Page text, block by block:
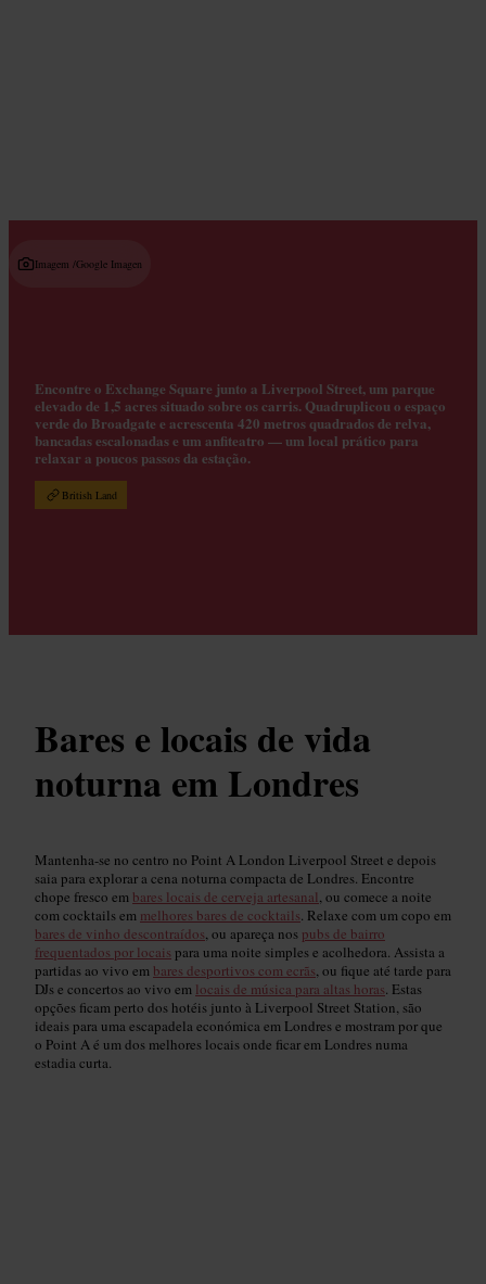
Imagem /Google Imagen
Encontre o Exchange Square junto a Liverpool Street, um parque
elevado de 1,5 acres situado sobre os carris. Quadruplicou o espaço
verde do Broadgate e acrescenta 420 metros quadrados de relva,
bancadas escalonadas e um anfiteatro — um local prático para
relaxar a poucos passos da estação.
British Land
Bares e locais de vida
noturna em Londres
Mantenha-se no centro no Point A London Liverpool Street e depois
saia para explorar a cena noturna compacta de Londres. Encontre
chope fresco em bares locais de cerveja artesanal, ou comece a noite
com cocktails em melhores bares de cocktails. Relaxe com um copo em
bares de vinho descontraídos, ou apareça nos pubs de bairro
frequentados por locais para uma noite simples e acolhedora. Assista a
partidas ao vivo em bares desportivos com ecrãs, ou fique até tarde para
DJs e concertos ao vivo em locais de música para altas horas. Estas
opções ficam perto dos hotéis junto à Liverpool Street Station, são
ideais para uma escapadela económica em Londres e mostram por que
o Point A é um dos melhores locais onde ficar em Londres numa
estadia curta.